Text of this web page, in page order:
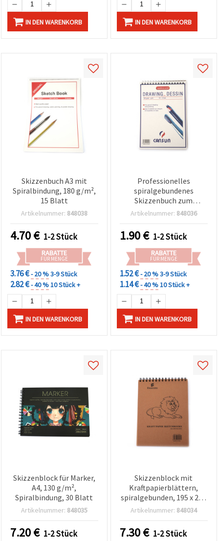
IN DEN WARENKORB IN DEN WARENKORB
Skizzenbuch A3 mit
Spiralbindung, 180 g/m²,
15 Blatt
Artikelnummer: 848038
4.70€ 1-2 Stück
RABATTE
FÜR MENGE
3.76 €- 20 %3-9 Stück
2.82 €- 40 %10 Stück +
IN DEN WARENKORB
Professionelles
spiralgebundenes
Skizzenbuch zum
Zeichnen, A5, 180 g/m²,
Skizzen & Entwürfe
Artikelnummer: 848036
1.90€ 1-2 Stück
RABATTE
FÜR MENGE
1.52 €- 20 %3-9 Stück
1.14 €- 40 %10 Stück +
IN DEN WARENKORB
Skizzenblock für Marker,
A4, 130 g/m²,
Spiralbindung, 30 Blatt
Artikelnummer: 848035
7.20€ 1-2 Stück
Skizzenblock mit
Kraftpapierblättern,
spiralgebunden, 195 x 260
mm, 80 g/m², 50 Blatt
Artikelnummer: 848034
7.30€ 1-2 Stück